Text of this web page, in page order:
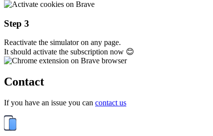
Step 3
Reactivate the simulator on any page.
It should activate the subscription now 😊
Contact
If you have an issue you can contact us